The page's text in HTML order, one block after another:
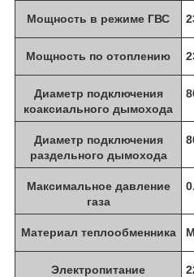
Мощность в режиме ГВС
Мощность по отоплению
Диаметр подключения
коаксиального дымохода
Диаметр подключения
раздельного дымохода
Максимальное давление
газа
Материал теплообменника
Электропитание